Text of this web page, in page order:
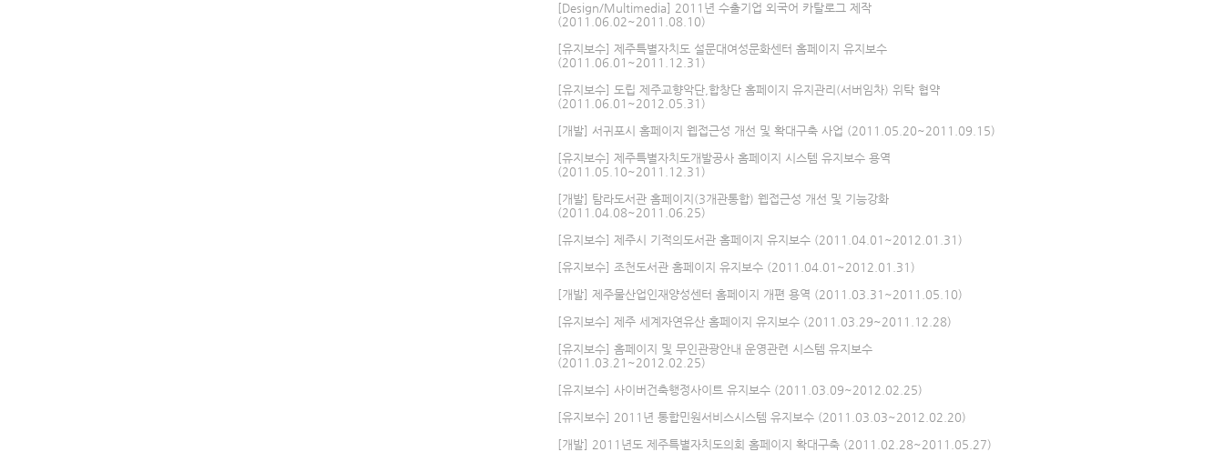
[Design/Multimedia] 2011년 수출기업 외국어 카탈로그 제작
(2011.06.02~2011.08.10)
[유지보수] 제주특별자치도 설문대여성문화센터 홈페이지 유지보수
(2011.06.01~2011.12.31)
[유지보수] 도립 제주교향악단,합창단 홈페이지 유지관리(서버임차) 위탁 협약
(2011.06.01~2012.05.31)
[개발] 서귀포시 홈페이지 웹접근성 개선 및 확대구축 사업 (2011.05.20~2011.09.15)
[유지보수] 제주특별자치도개발공사 홈페이지 시스템 유지보수 용역
(2011.05.10~2011.12.31)
[개발] 탐라도서관 홈페이지(3개관통합) 웹접근성 개선 및 기능강화
(2011.04.08~2011.06.25)
[유지보수] 제주시 기적의도서관 홈페이지 유지보수 (2011.04.01~2012.01.31)
[유지보수] 조천도서관 홈페이지 유지보수 (2011.04.01~2012.01.31)
[개발] 제주물산업인재양성센터 홈페이지 개편 용역 (2011.03.31~2011.05.10)
[유지보수] 제주 세계자연유산 홈페이지 유지보수 (2011.03.29~2011.12.28)
[유지보수] 홈페이지 및 무인관광안내 운영관련 시스템 유지보수
(2011.03.21~2012.02.25)
[유지보수] 사이버건축행정사이트 유지보수 (2011.03.09~2012.02.25)
[유지보수] 2011년 통합민원서비스시스템 유지보수 (2011.03.03~2012.02.20)
[개발] 2011년도 제주특별자치도의회 홈페이지 확대구축 (2011.02.28~2011.05.27)